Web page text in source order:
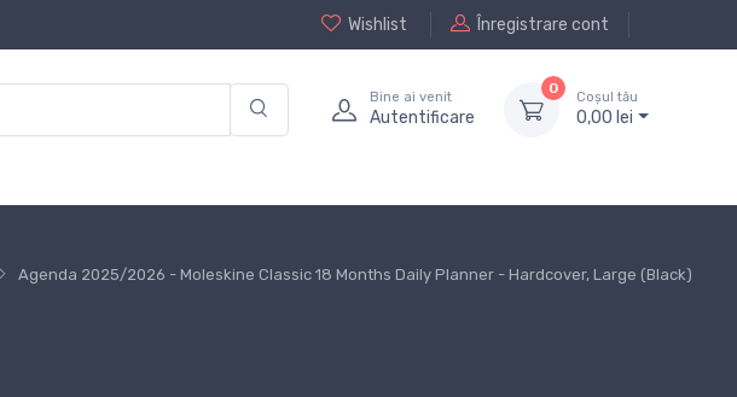
Wishlist Înregistrare cont
Bine ai venit
Autentificare
0
Coșul tău
0,00 lei
Agenda 2025/2026 - Moleskine Classic 18 Months Daily Planner - Hardcover, Large (Black)